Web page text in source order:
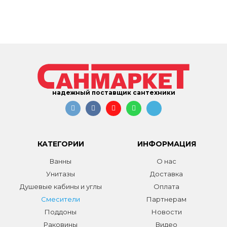
надежный поставщик сантехники
КАТЕГОРИИ
Ванны
Унитазы
Душевые кабины и углы
Смесители
Поддоны
Раковины
ИНФОРМАЦИЯ
О нас
Доставка
Оплата
Партнерам
Новости
Видео